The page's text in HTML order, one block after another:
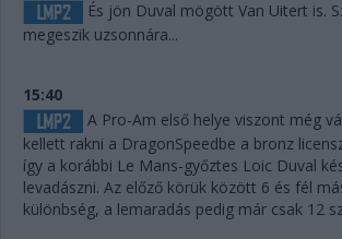
És jön Duval mögött Van Uitert is.
megeszik uzsonnára...
15:40
A Pro-Am első helye viszont még
kellett rakni a DragonSpeedbe a bronz
így a korábbi Le Mans-győztes Loic Duval
levadászni. Az előző körük között 6 és fél
különbség, a lemaradás pedig már csak 12